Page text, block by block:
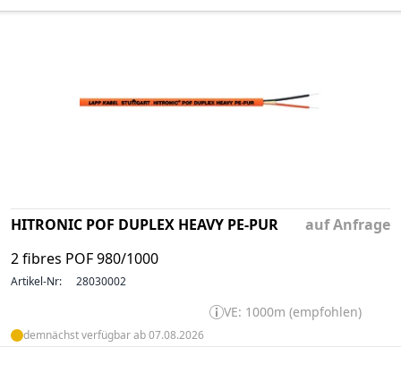
HITRONIC POF DUPLEX HEAVY PE-PUR
2 fibres POF 980/1000
auf Anfrage
Artikel-Nr: 28030002
VE: 1000m (empfohlen)
demnächst verfügbar ab 07.08.2026